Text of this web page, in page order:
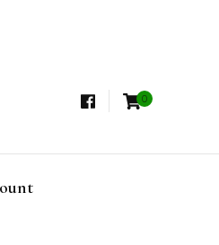
Esclusive, Tè Pregiati
0